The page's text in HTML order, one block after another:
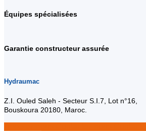
Équipes spécialisées
Garantie constructeur assurée
Hydraumac
Z.I. Ouled Saleh - Secteur S.I.7, Lot n°16,
Bouskoura 20180, Maroc.